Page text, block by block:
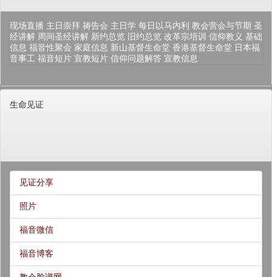
现场直播 主日崇拜 祷告会 主日学 每日以马内利 教会营会与节期 圣
经讲解 周间圣经讲解 新约总览 旧约总览 改革宗培训 信仰教义 基础
信息 福音性聚会 家庭信息 新山基督生命堂 香港基督生命堂 日本福
音事工 福音短片 宣教短片 信仰问题解答 宣教信息
生命见证
见证分享
照片
福音微信
福音博客